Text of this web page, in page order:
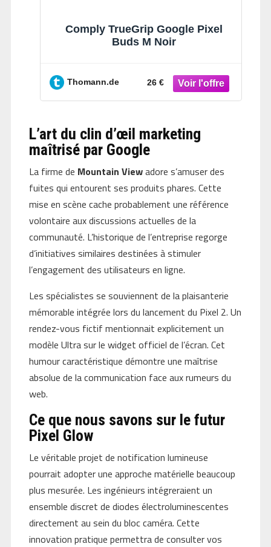
Comply TrueGrip Google Pixel
Buds M Noir
Thomann.de 26 €
L’art du clin d’œil marketing
maîtrisé par Google
La firme de Mountain Viewadore s’amuser des
fuites qui entourent ses produits phares. Cette
mise en scène cache probablement une référence
volontaire aux discussions actuelles de la
communauté. L’historique de l’entreprise regorge
d’initiatives similaires destinées à stimuler
l’engagement des utilisateurs en ligne.
Les spécialistes se souviennent de la plaisanterie
mémorable intégrée lors du lancement du Pixel 2. Un
rendez-vous fictif mentionnait explicitement un
modèle Ultra sur le widget officiel de l’écran. Cet
humour caractéristique démontre une maîtrise
absolue de la communication face aux rumeurs du
web.
Ce que nous savons sur le futur
Pixel Glow
Le véritable projet de notification lumineuse
pourrait adopter une approche matérielle beaucoup
plus mesurée. Les ingénieurs intégreraient un
ensemble discret de diodes électroluminescentes
directement au sein du bloc caméra. Cette
innovation pratique permettra de consulter vos